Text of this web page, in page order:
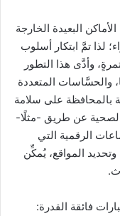
البعيدة الخارجة
لذا تمَّ ابتكار أسلوب
وأدَّى هذا التطور
والحسَّاسات المتعددة
بالمحافظة على سلامة
الصحية عن طريق -مثلًا-
الرقمية التي
المواقع، يُمكِّن
فائقة القدرة: